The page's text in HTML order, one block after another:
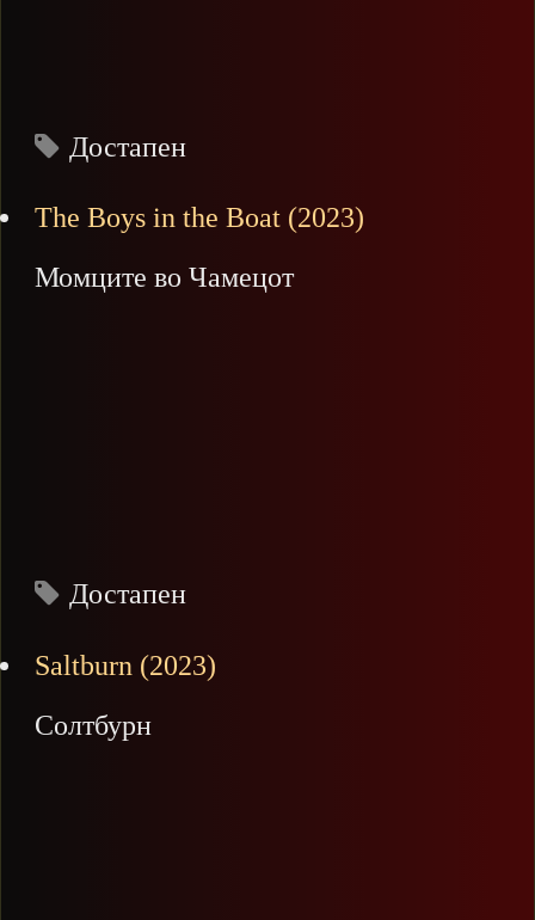
Достапен
The Boys in the Boat (2023)
Момците во Чамецот
Достапен
Saltburn (2023)
Солтбурн